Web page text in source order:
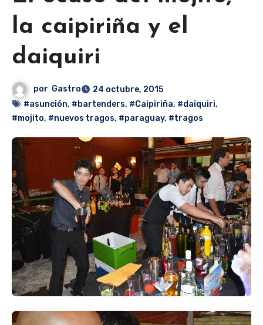
la caipiriña y el
daiquiri
por Gastro
24 octubre, 2015
#asunción, #bartenders, #Caipiriña, #daiquiri,
#mojito, #nuevos tragos, #paraguay, #tragos